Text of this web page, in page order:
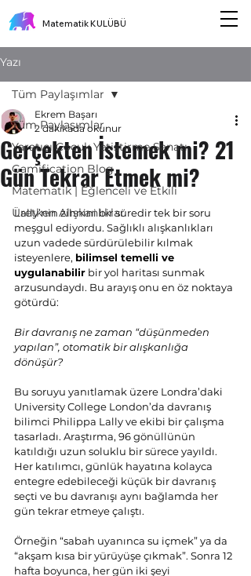
Matematik KULÜBÜ
Yazı
Tüm Paylaşımlar
Yaratıcı Çocuk Yetiştirme Sanatı
Gamification Blog
Matematik | Eğlenceli ve Etkili
Üretken Alışkanlıklar
Tüm Paylaşımlar
Gerçekten İstemek mi? 21
Gün Tekrar Etmek mi?
Ekrem Başarı
2 dakikada okunur
Lally’nin zihnini bir süredir tek bir soru
meşgul ediyordu. Sağlıklı alışkanlıkları
uzun vadede sürdürülebilir kılmak
isteyenlere, bilimsel temelli ve
uygulanabilir bir yol haritası sunmak
arzusundaydı. Bu arayış onu en öz noktaya
götürdü:
Bir davranış ne zaman “düşünmeden
yapılan”, otomatik bir alışkanlığa
dönüşür?
Bu soruyu yanıtlamak üzere Londra’daki
University College London’da davranış
bilimci Philippa Lally ve ekibi bir çalışma
tasarladı. Araştırma, 96 gönüllünün
katıldığı uzun soluklu bir sürece yayıldı.
Her katılımcı, günlük hayatına kolayca
entegre edebileceği küçük bir davranış
seçti ve bu davranışı aynı bağlamda her
gün tekrar etmeye çalıştı.
Örneğin “sabah uyanınca su içmek” ya da
“akşam kısa bir yürüyüşe çıkmak”. Sonra 12
hafta boyunca, her gün iki şeyi